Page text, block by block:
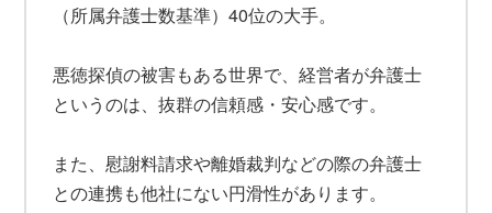
（所属弁護士数基準）40位の大手。
悪徳探偵の被害もある世界で、経営者が弁護士
というのは、抜群の信頼感・安心感です。
また、慰謝料請求や離婚裁判などの際の弁護士
との連携も他社にない円滑性があります。